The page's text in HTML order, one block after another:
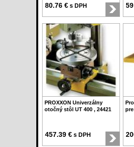
80.76 € s DPH
PROXXON Univerzálny
otočný stôl UT 400 , 24421
457.39 € s DPH